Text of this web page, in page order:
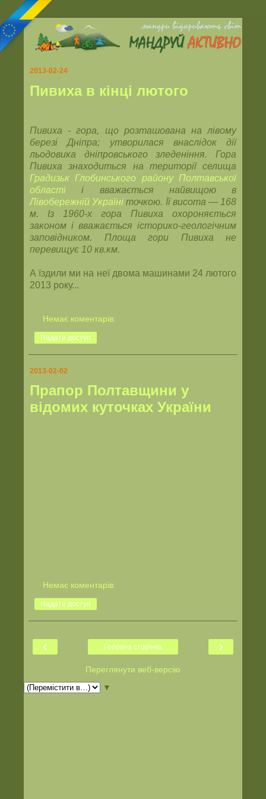
2013-02-24
Пивиха в кінці лютого
Пивиха - гора, що розташована на лівому
березі Дніпра; утворилася внаслідок дії
льодовика дніпровського зледеніння. Гора
Пивиха знаходиться на території селища
Градизьк Глобинського району
Полтавської
області і вважається найвищою в
Лівобережній Україні точкою. Її висота — 168
м. Із 1960-х гора Пивиха охороняється
законом і вважається історико-геологічним
заповідником. Площа гори Пивиха не
перевищує 10 кв.км.
А їздили ми на неї двома машинами 24 лютого
2013 року...
Немає коментарів:
Надати доступ
2013-02-02
Прапор Полтавщини у
відомих куточках України
Немає коментарів:
Надати доступ
‹ ›
Головна сторінка
Переглянути веб-версію
▼